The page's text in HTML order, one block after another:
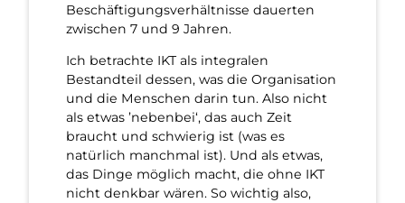
Beschäftigungsverhältnisse dauerten
zwischen 7 und 9 Jahren.
Ich betrachte IKT als integralen
Bestandteil dessen, was die Organisation
und die Menschen darin tun. Also nicht
als etwas ’nebenbei‘, das auch Zeit
braucht und schwierig ist (was es
natürlich manchmal ist). Und als etwas,
das Dinge möglich macht, die ohne IKT
nicht denkbar wären. So wichtig also,